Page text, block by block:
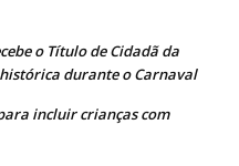
o Título de Cidadã da
durante o Carnaval
incluir crianças com